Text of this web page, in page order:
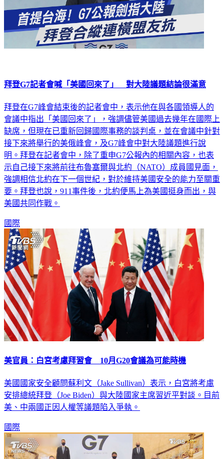
拜登G7記者會喊「美國回來了」 對大陸議題結論很滿意
拜登在G7峰會結束後的記者會中，表示他在與各國領導人的
會議中指出「美國回來了」，強調儘管美國過去幾年在國際上
缺席，但現在已重新回歸國際事務的談判桌，並在會議中針對
接下來將舉行的美俄峰會，及G7峰會中對大陸議題進行說
明。拜登在記者會中，除了重申G7公報內的相關內容，也表
示自己接下來將前往布魯塞爾與北約（NATO）成員國見面，
強調相信北約在下一個世紀，對於維持美國安全的能力至關重
要。拜登也說，911事件後，北約便馬上為美國挺身而出，與
美國共同作戰。
國際
美官員：白宮考慮拜習會 10月G20會議為可能時機
美國國家安全顧問蘇利文（Jake Sullivan）表示，白宮將考慮
安排總統拜登（Joe Biden）與大陸國家主席習近平對談。目前
美、中兩國正因人權等議題陷入爭執。
國際